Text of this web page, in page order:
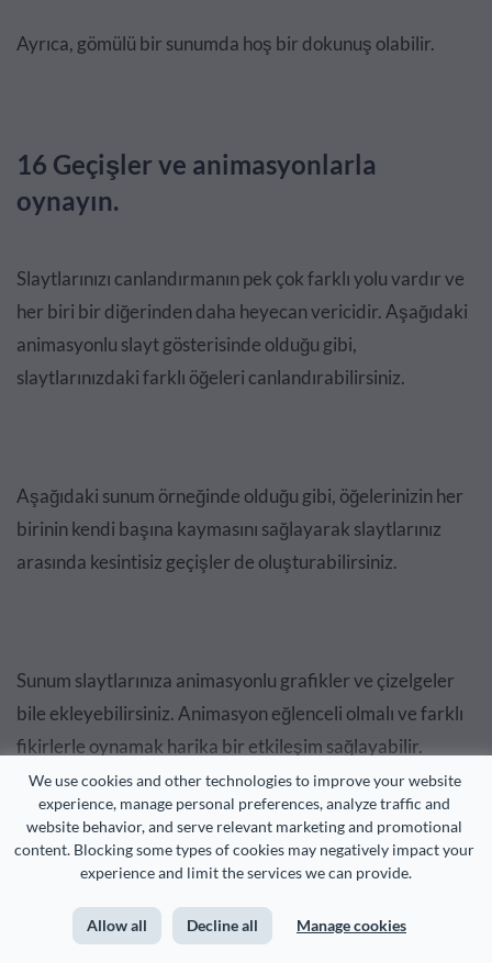
We use cookies and other technologies to improve your website
experience, manage personal preferences, analyze traffic and
website behavior, and serve relevant marketing and promotional
content. Blocking some types of cookies may negatively impact your
experience and limit the services we can provide.
Allow all Decline all Manage cookies
Ayrıca, gömülü bir sunumda hoş bir dokunuş olabilir.
16 Geçişler ve animasyonlarla
oynayın.
Slaytlarınızı canlandırmanın pek çok farklı yolu vardır ve
her biri bir diğerinden daha heyecan vericidir. Aşağıdaki
animasyonlu slayt gösterisinde olduğu gibi,
slaytlarınızdaki farklı öğeleri canlandırabilirsiniz.
Aşağıdaki sunum örneğinde olduğu gibi, öğelerinizin her
birinin kendi başına kaymasını sağlayarak slaytlarınız
arasında kesintisiz geçişler de oluşturabilirsiniz.
Sunum slaytlarınıza animasyonlu grafikler ve çizelgeler
bile ekleyebilirsiniz. Animasyon eğlenceli olmalı ve farklı
fikirlerle oynamak harika bir etkileşim sağlayabilir.
Bu aslında çoğu kişinin sunum oluştururken yaptığı büyük
bir hatadır. PowerPoint gibi bir yazılım kullanıyorsanız,
sahip olduğunuz tüm farklı seçeneklerle aşırıya
kaçabilirsiniz. Yukarıda gösterilen örneklerde olduğu gibi
özenle seçilmiş, kanıtlanmış animasyon ve geçiş stillerine